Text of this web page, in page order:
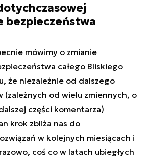
bezpieczeństwa
mówimy o zmianie
całego Bliskiego
że niezależnie od dalszego
(zależnych od wielu zmiennych, o
części komentarza)
krok zbliża nas do
w kolejnych miesiącach i
coś co w latach ubiegłych